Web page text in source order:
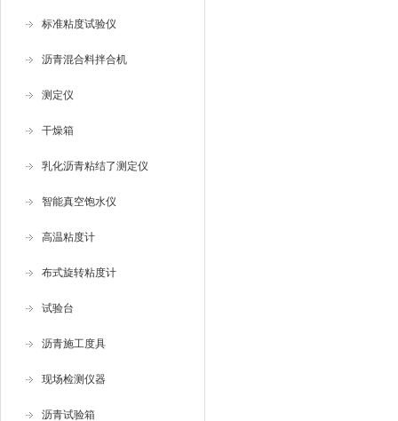
标准粘度试验仪
沥青混合料拌合机
测定仪
干燥箱
乳化沥青粘结了测定仪
智能真空饱水仪
高温粘度计
布式旋转粘度计
试验台
沥青施工度具
现场检测仪器
沥青试验箱